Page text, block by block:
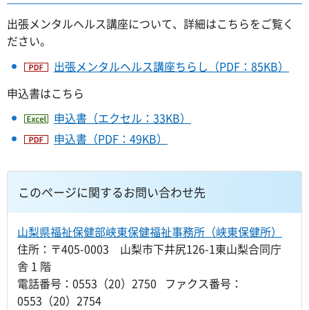
出張メンタルヘルス講座について、詳細はこちらをご覧く
ださい。
出張メンタルヘルス講座ちらし（PDF：85KB）
申込書はこちら
申込書（エクセル：33KB）
申込書（PDF：49KB）
このページに関するお問い合わせ先
山梨県福祉保健部峡東保健福祉事務所（峡東保健所）
住所：〒405-0003 山梨市下井尻126-1東山梨合同庁
舎 1 階
電話番号：0553（20）2750 ファクス番号：
0553（20）2754